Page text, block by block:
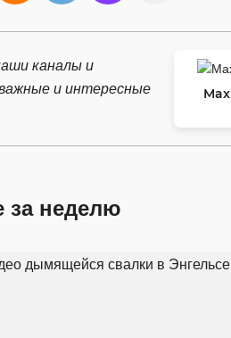
каналы и
и интересные
Max
за неделю